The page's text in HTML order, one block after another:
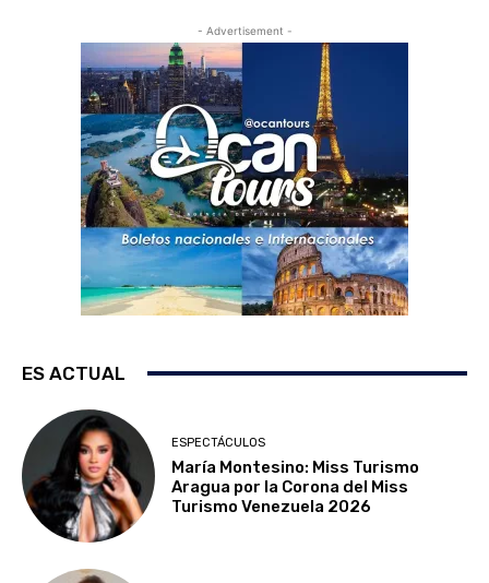
- Advertisement -
ES ACTUAL
ESPECTÁCULOS
María Montesino: Miss Turismo
Aragua por la Corona del Miss
Turismo Venezuela 2026